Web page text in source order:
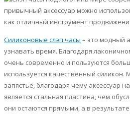
привычный аксессуар можно
как отличный инструмент
Силиконовые слэп часы – это модный
узнавать время. Благодаря
очень современно и пользуются
используется качественный
запястье, благодаря чему аксессуар
является стальная пластина, чем
они остаются прямыми, а в